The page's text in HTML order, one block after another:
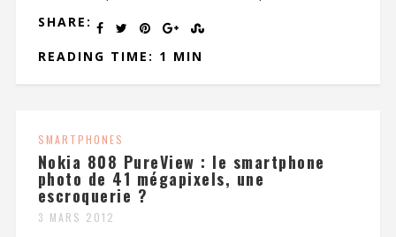
SHARE:
READING TIME: 1 MIN
SMARTPHONES
Nokia 808 PureView : le smartphone
photo de 41 mégapixels, une
escroquerie ?
3 MARS 2012